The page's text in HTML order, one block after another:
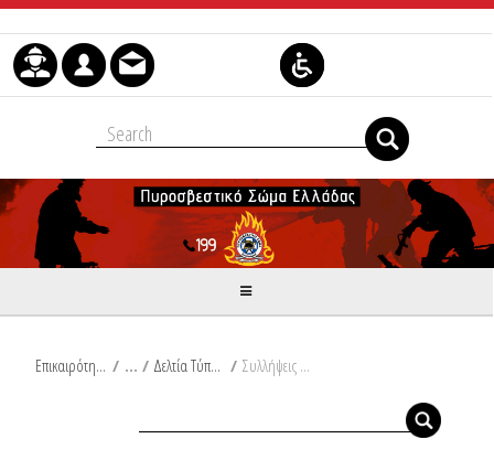
Μετάβαση στο περιεχόμενο
Επικαιρότητα / Δελτία Τύπου / Συλλήψεις και επιβολή διοικητικού προστίμου σε Φθιώτιδα και Μεσσηνία